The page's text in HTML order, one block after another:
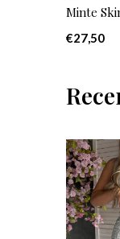
Minte
€27,50